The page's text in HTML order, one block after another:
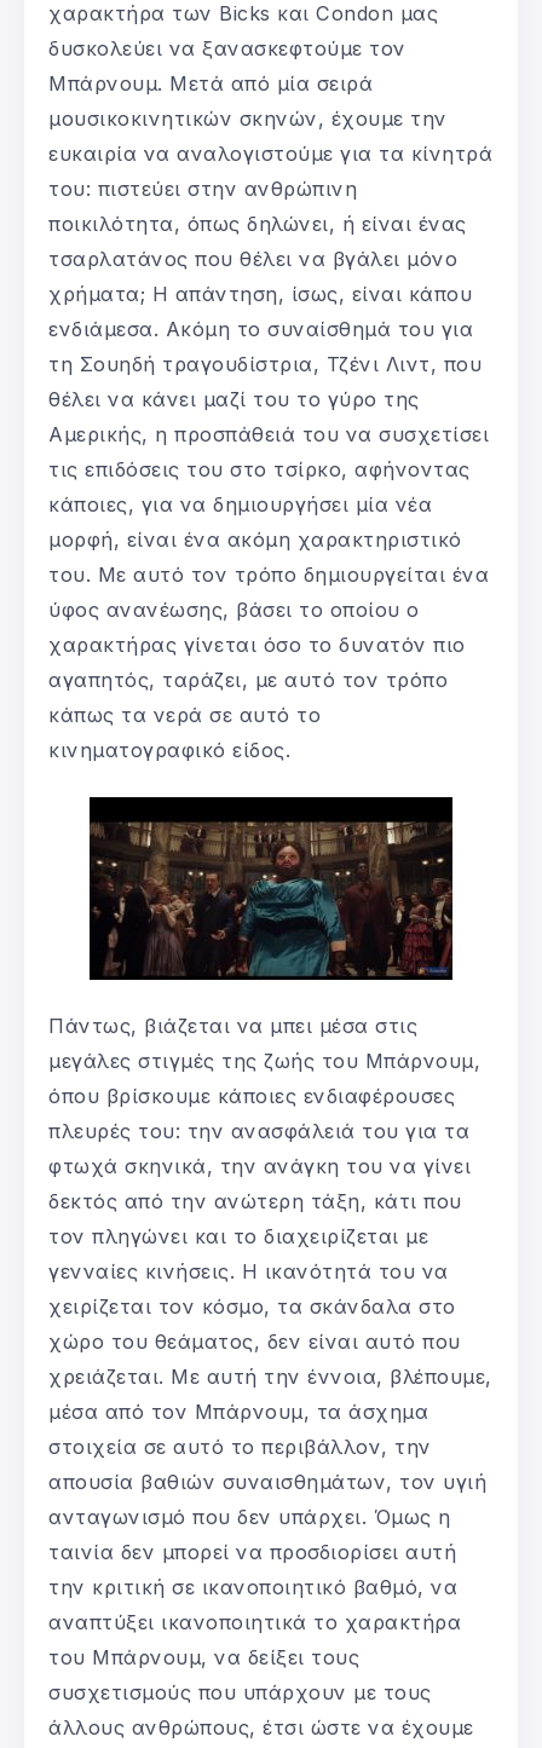
χαρακτήρα των Bicks και Condon μας
δυσκολεύει να ξανασκεφτούμε τον
Μπάρνουμ. Μετά από μία σειρά
μουσικοκινητικών σκηνών, έχουμε την
ευκαιρία να αναλογιστούμε για τα κίνητρά
του: πιστεύει στην ανθρώπινη
ποικιλότητα, όπως δηλώνει, ή είναι ένας
τσαρλατάνος που θέλει να βγάλει μόνο
χρήματα; Η απάντηση, ίσως, είναι κάπου
ενδιάμεσα. Ακόμη το συναίσθημά του για
τη Σουηδή τραγουδίστρια, Τζένι Λιντ, που
θέλει να κάνει μαζί του το γύρο της
Αμερικής, η προσπάθειά του να συσχετίσει
τις επιδόσεις του στο τσίρκο, αφήνοντας
κάποιες, για να δημιουργήσει μία νέα
μορφή, είναι ένα ακόμη χαρακτηριστικό
του. Με αυτό τον τρόπο δημιουργείται ένα
ύφος ανανέωσης, βάσει το οποίου ο
χαρακτήρας γίνεται όσο το δυνατόν πιο
αγαπητός, ταράζει, με αυτό τον τρόπο
κάπως τα νερά σε αυτό το
κινηματογραφικό είδος.
Πάντως, βιάζεται να μπει μέσα στις
μεγάλες στιγμές της ζωής του Μπάρνουμ,
όπου βρίσκουμε κάποιες ενδιαφέρουσες
πλευρές του: την ανασφάλειά του για τα
φτωχά σκηνικά, την ανάγκη του να γίνει
δεκτός από την ανώτερη τάξη, κάτι που
τον πληγώνει και το διαχειρίζεται με
γενναίες κινήσεις. Η ικανότητά του να
χειρίζεται τον κόσμο, τα σκάνδαλα στο
χώρο του θεάματος, δεν είναι αυτό που
χρειάζεται. Με αυτή την έννοια, βλέπουμε,
μέσα από τον Μπάρνουμ, τα άσχημα
στοιχεία σε αυτό το περιβάλλον, την
απουσία βαθιών συναισθημάτων, τον υγιή
ανταγωνισμό που δεν υπάρχει. Όμως η
ταινία δεν μπορεί να προσδιορίσει αυτή
την κριτική σε ικανοποιητικό βαθμό, να
αναπτύξει ικανοποιητικά το χαρακτήρα
του Μπάρνουμ, να δείξει τους
συσχετισμούς που υπάρχουν με τους
άλλους ανθρώπους, έτσι ώστε να έχουμε